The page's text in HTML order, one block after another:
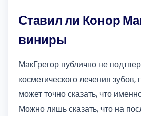
Ставил ли Конор
виниры
МакГрегор публично не
косметического лечения зубов,
может точно сказать, что
Можно лишь сказать, что на